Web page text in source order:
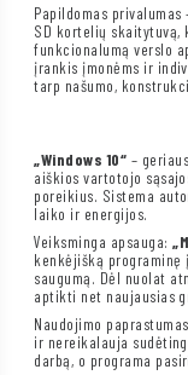
Papildomas privalumas
SD kortelių skaitytuvą,
funkcionalumą verslo
įrankis įmonėms ir
tarp našumo,
„Windows 10“ –
aiškios vartotojo
poreikius. Sistema
laiko ir energijos.
Veiksminga apsauga:
kenkėjišką
saugumą. Dėl nuolat
aptikti net naujausias
Naudojimo
ir nereikalauja
darbą, o programa